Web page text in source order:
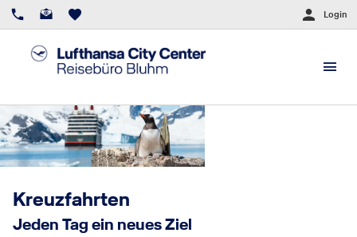
Login
Kreuzfahrten
Jeden Tag ein neues Ziel